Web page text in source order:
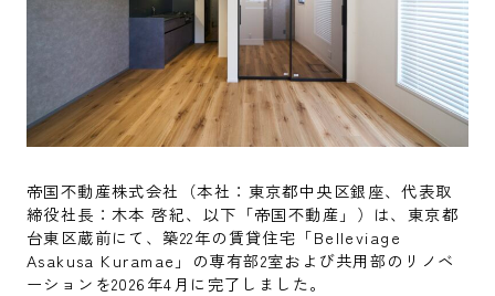
帝国不動産株式会社（本社：東京都中央区銀座、代表取
締役社長：木本 啓紀、以下「帝国不動産」）は、東京都
台東区蔵前にて、築22年の賃貸住宅「Belleviage
Asakusa Kuramae」の専有部2室および共用部のリノベ
ーションを2026年4月に完了しました。